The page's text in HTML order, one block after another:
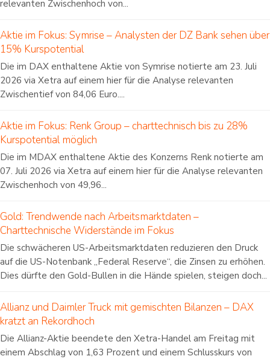
relevanten Zwischenhoch von...
Aktie im Fokus: Symrise – Analysten der DZ Bank sehen über
15% Kurspotential
Die im DAX enthaltene Aktie von Symrise notierte am 23. Juli
2026 via Xetra auf einem hier für die Analyse relevanten
Zwischentief von 84,06 Euro....
Aktie im Fokus: Renk Group – charttechnisch bis zu 28%
Kurspotential möglich
Die im MDAX enthaltene Aktie des Konzerns Renk notierte am
07. Juli 2026 via Xetra auf einem hier für die Analyse relevanten
Zwischenhoch von 49,96...
Gold: Trendwende nach Arbeitsmarktdaten –
Charttechnische Widerstände im Fokus
Die schwächeren US-Arbeitsmarktdaten reduzieren den Druck
auf die US-Notenbank „Federal Reserve“, die Zinsen zu erhöhen.
Dies dürfte den Gold-Bullen in die Hände spielen, steigen doch...
Allianz und Daimler Truck mit gemischten Bilanzen – DAX
kratzt an Rekordhoch
Die Allianz-Aktie beendete den Xetra-Handel am Freitag mit
einem Abschlag von 1,63 Prozent und einem Schlusskurs von